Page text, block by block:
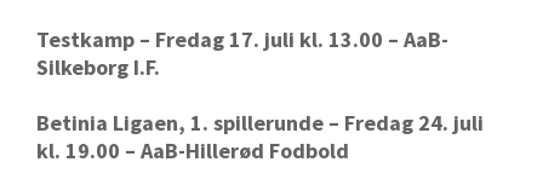
Testkamp – Fredag 17. juli kl. 13.00 – AaB-
Silkeborg I.F.
Betinia Ligaen, 1. spillerunde – Fredag 24. juli
kl. 19.00 – AaB-Hillerød Fodbold